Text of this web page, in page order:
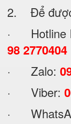
2. Để được
· Hotline
98 2770404
· Zalo:
· Viber:
·